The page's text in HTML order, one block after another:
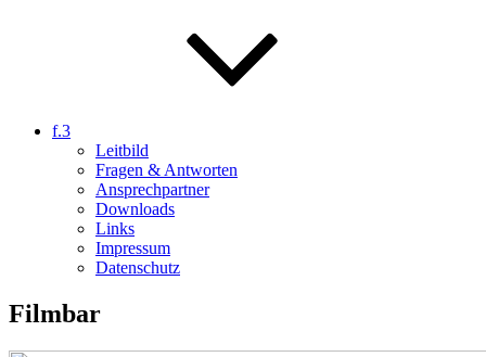
f.3
Leitbild
Fragen & Antworten
Ansprechpartner
Downloads
Links
Impressum
Datenschutz
Filmbar